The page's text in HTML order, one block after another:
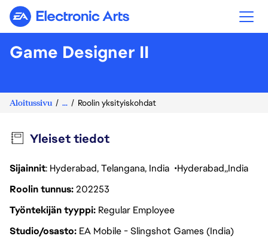
Electronic Arts
Game Designer II
Aloitussivu ... Roolin yksityiskohdat
Yleiset tiedot
Sijainnit: Hyderabad, Telangana, India Hyderabad India
Roolin tunnus202253
Työntekijän tyyppi Regular Employee
Studio/osasto EA Mobile - Slingshot Games (India)